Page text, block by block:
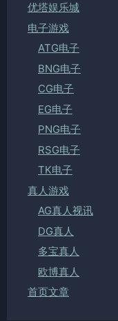
优塔娱乐城
电子游戏
ATG电子
BNG电子
CG电子
EG电子
PNG电子
RSG电子
TK电子
真人游戏
AG真人视讯
DG真人
多宝真人
欧博真人
首页文章